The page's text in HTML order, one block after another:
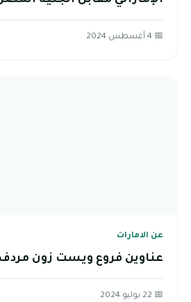
📅 4 أغسطس 2024
عن الامارات
عناوين فروع ويست زون
📅 22 يوليو 2024